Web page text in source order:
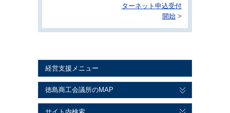
ターネット申込受付
開始>
経営支援メニュー
徳島商工会議所のMAP